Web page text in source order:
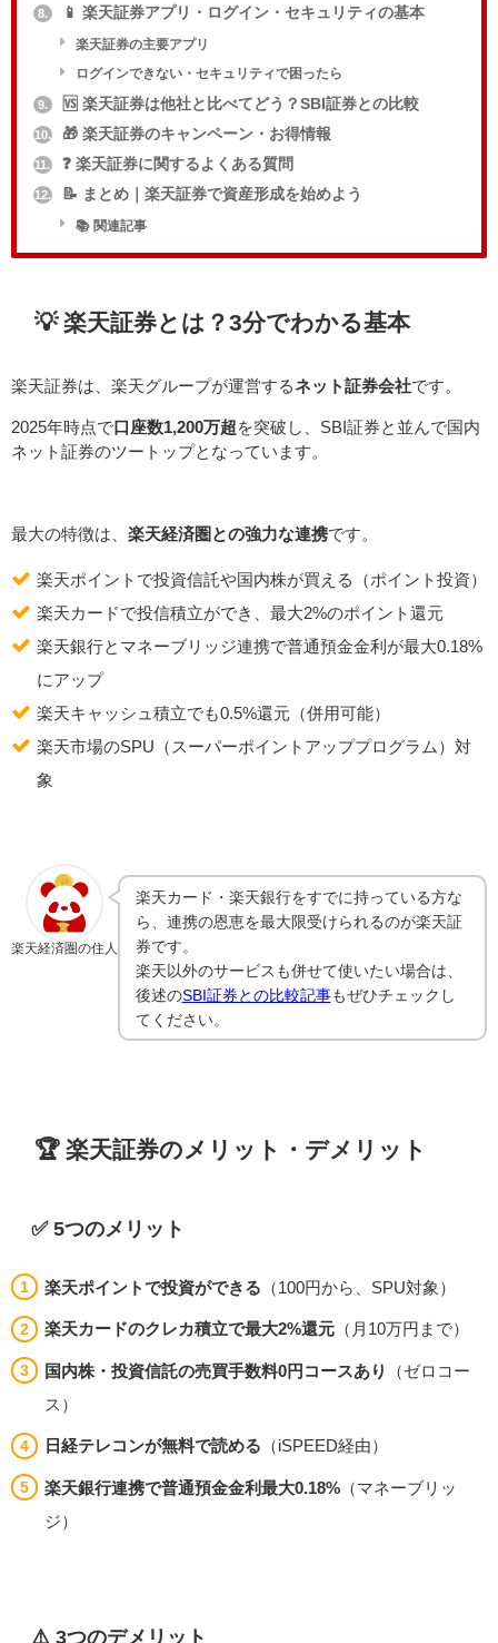
8. 📱 楽天証券アプリ・ログイン・セキュリティの基本
楽天証券の主要アプリ
ログインできない・セキュリティで困ったら
9. 🆚 楽天証券は他社と比べてどう？SBI証券との比較
10. 🎁 楽天証券のキャンペーン・お得情報
11. ❓ 楽天証券に関するよくある質問
12. 📝 まとめ｜楽天証券で資産形成を始めよう
📚 関連記事
💡 楽天証券とは？3分でわかる基本
楽天証券は、楽天グループが運営するネット証券会社です。
2025年時点で 口座数1,200万超 を突破し、SBI証券と並んで国内
ネット証券のツートップとなっています。
最大の特徴は、 楽天経済圏との強力な連携です。
楽天ポイントで投資信託や国内株が買える（ポイント投資）
楽天カードで投信積立ができ、最大2%のポイント還元
楽天銀行とマネーブリッジ連携で普通預金金利が最大0.18%
にアップ
楽天キャッシュ積立でも0.5%還元（併用可能）
楽天市場のSPU（スーパーポイントアッププログラム）対
象
楽天経済圏の住人
楽天カード・楽天銀行をすでに持っている方な
ら、連携の恩恵を最大限受けられるのが楽天証
券です。
楽天以外のサービスも併せて使いたい場合は、
後述のSBI証券との比較記事もぜひチェックし
てください。
🏆 楽天証券のメリット・デメリット
✅ 5つのメリット
楽天ポイントで投資ができる （100円から、SPU対象）
楽天カードのクレカ積立で最大2%還元 （月10万円まで）
国内株・投資信託の売買手数料0円コースあり
（ゼロコー
ス）
日経テレコンが無料で読める （iSPEED経由）
楽天銀行連携で普通預金金利最大0.18% （マネーブリッ
ジ）
⚠️ 3つのデメリット